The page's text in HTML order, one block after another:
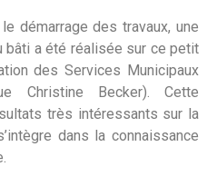
démarrage des travaux, une
bâti a été réalisée sur ce petit
des Services Municipaux
Christine Becker). Cette
très intéressants sur la
dans la connaissance